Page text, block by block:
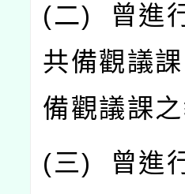
(二)
曾進
共備觀議
備觀議課之
(三)
曾進